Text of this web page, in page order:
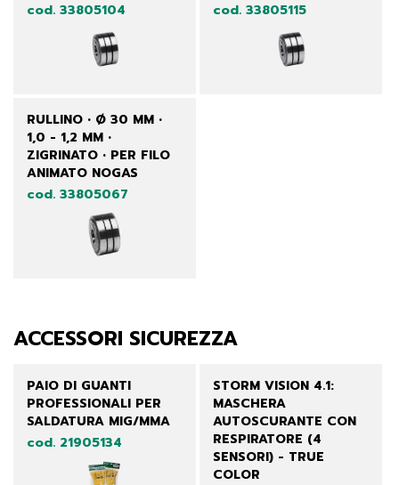
cod. 33805104
cod. 33805115
RULLINO • Ø 30 MM •
1,0 - 1,2 MM •
ZIGRINATO • PER FILO
ANIMATO NOGAS
cod. 33805067
ACCESSORI SICUREZZA
PAIO DI GUANTI
PROFESSIONALI PER
SALDATURA MIG/MMA
cod. 21905134
STORM VISION 4.1:
MASCHERA
AUTOSCURANTE CON
RESPIRATORE (4
SENSORI) - TRUE
COLOR